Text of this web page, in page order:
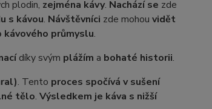
plodin, zejména kávy. Nachází se zde
s kávou. Návštěvníci zde mohou vidět
průmyslu.
díky svým plážím a bohaté historii.
. Tento proces spočívá v sušení
tělo. Výsledkem je káva s nižší